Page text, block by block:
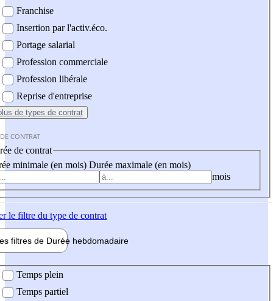
Franchise
Insertion par l'activ.éco.
Portage salarial
Profession commerciale
Profession libérale
Reprise d'entreprise
de types de contrat
CONTRAT
de contrat
minimale (en mois) Durée maximale (en mois)
mois
le filtre du type de contrat
filtres de Durée hebdomadaire
Temps plein
Temps partiel